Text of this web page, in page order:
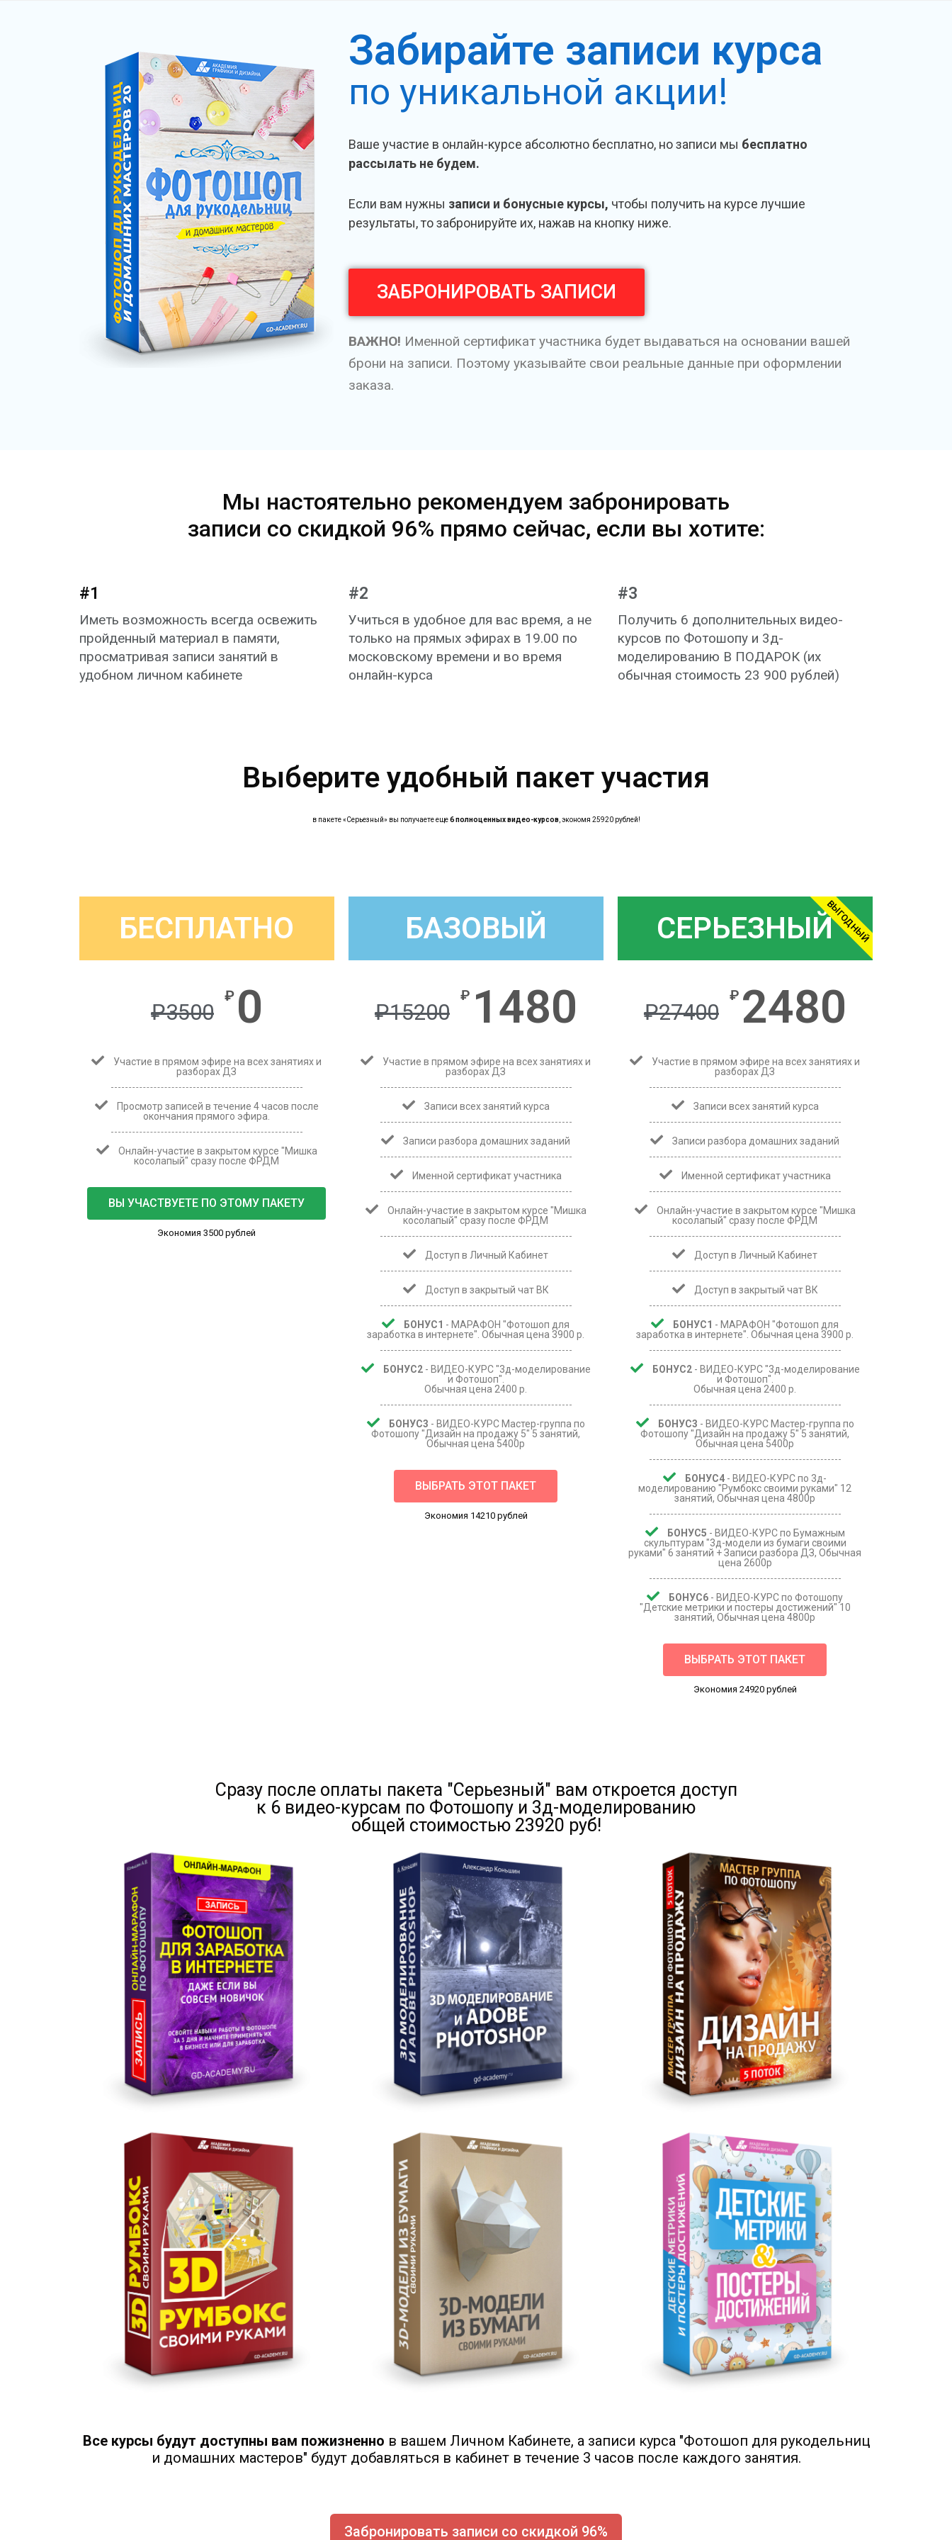
Забирайте записи курса
по уникальной акции!
Ваше участие в онлайн-курсе абсолютно бесплатно, но записи мы бесплатно
рассылать не будем.
Если вам нужны записи и бонусные курсы, чтобы получить на курсе лучшие
результаты, то забронируйте их, нажав на кнопку ниже.
ЗАБРОНИРОВАТЬ ЗАПИСИ
ВАЖНО! Именной сертификат участника будет выдаваться на основании вашей
брони на записи. Поэтому указывайте свои реальные данные при оформлении
заказа.
Мы настоятельно рекомендуем забронировать
записи со скидкой 96% прямо сейчас, если вы хотите:
#1
Иметь возможность всегда освежить
пройденный материал в памяти,
просматривая записи занятий в
удобном личном кабинете​
#2
Учиться в удобное для вас время, а не
только на прямых эфирах в 19.00 по
московскому времени и во время
онлайн-курса
#3
Получить 6 дополнительных видео-
курсов по Фотошопу и 3д-
моделированию В ПОДАРОК (их
обычная стоимость 23 900 рублей)
Выберите удобный пакет участия
в пакете «Серьезный» вы получаете еще6 полноценных видео-курсов, экономя 25920 рублей!
БЕСПЛАТНО
₽3500
₽ 0
Участие в прямом эфире на всех занятиях и
разборах ДЗ
Просмотр записей в течение 4 часов после
окончания прямого эфира.
Онлайн-участие в закрытом курсе "Мишка
косолапый" сразу после ФРДМ
ВЫ УЧАСТВУЕТЕ ПО ЭТОМУ ПАКЕТУ
Экономия 3500 рублей
БАЗОВЫЙ
₽15200
₽ 1480
Участие в прямом эфире на всех занятиях и
разборах ДЗ
Записи всех занятий курса
Записи разбора домашних заданий
Именной сертификат участника
Онлайн-участие в закрытом курсе "Мишка
косолапый" сразу после ФРДМ
Доступ в Личный Кабинет
Доступ в закрытый чат ВК
БОНУС1 - МАРАФОН "Фотошоп для
заработка в интернете". Обычная цена 3900 р.
БОНУС2- ВИДЕО-КУРС "3д-моделирование
и Фотошоп".
Обычная цена 2400 р.
БОНУС3 - ВИДЕО-КУРС Мастер-группа по
Фотошопу "Дизайн на продажу 5" 5 занятий,
Обычная цена 5400р
ВЫБРАТЬ ЭТОТ ПАКЕТ
Экономия 14210 рублей
СЕРЬЕЗНЫЙ
₽27400
₽ 2480
Участие в прямом эфире на всех занятиях и
разборах ДЗ
Записи всех занятий курса
Записи разбора домашних заданий
Именной сертификат участника
Онлайн-участие в закрытом курсе "Мишка
косолапый" сразу после ФРДМ
Доступ в Личный Кабинет
Доступ в закрытый чат ВК
БОНУС1 - МАРАФОН "Фотошоп для
заработка в интернете". Обычная цена 3900 р.
БОНУС2- ВИДЕО-КУРС "3д-моделирование
и Фотошоп".
Обычная цена 2400 р.
БОНУС3 - ВИДЕО-КУРС Мастер-группа по
Фотошопу "Дизайн на продажу 5" 5 занятий,
Обычная цена 5400р
БОНУС4 - ВИДЕО-КУРС по 3д-
моделированию "Румбокс своими руками" 12
занятий, Обычная цена 4800р
БОНУС5 - ВИДЕО-КУРС по Бумажным
скульптурам "3д-модели из бумаги своими
руками" 6 занятий + Записи разбора ДЗ, Обычная
цена 2600р
БОНУС6 - ВИДЕО-КУРС по Фотошопу
"Детские метрики и постеры достижений" 10
занятий, Обычная цена 4800р
ВЫБРАТЬ ЭТОТ ПАКЕТ
Экономия 24920 рублей
ВЫГОДНЫЙ
Сразу после оплаты пакета "Серьезный" вам откроется доступ
к 6 видео-курсам по Фотошопу и 3д-моделированию
общей стоимостью 23920 руб!
Все курсы будут доступны вам пожизненно в вашем Личном Кабинете, а записи курса "Фотошоп для рукодельниц
и домашних мастеров" будут добавляться в кабинет в течение 3 часов после каждого занятия.
Забронировать записи со скидкой 96%